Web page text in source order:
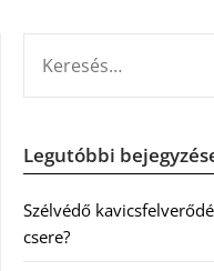
Legutóbbi
Szélvédő
csere?